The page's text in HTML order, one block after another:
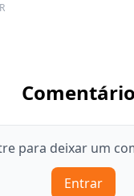
para deixar um
Entrar